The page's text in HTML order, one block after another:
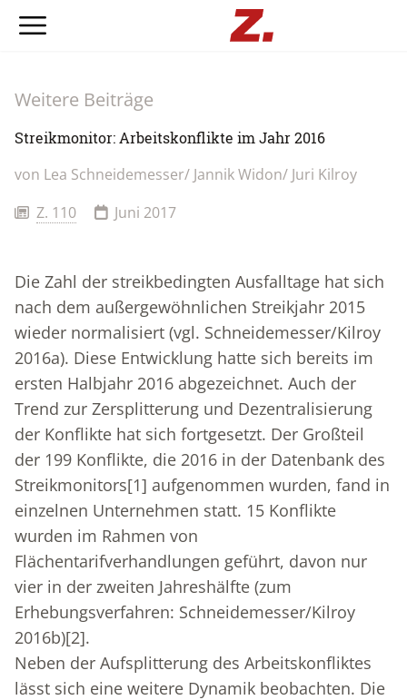
Weitere Beiträge
Streikmonitor: Arbeitskonflikte im Jahr 2016
von Lea Schneidemesser/ Jannik Widon/ Juri Kilroy
Z. 110
Juni 2017
Die Zahl der streikbedingten Ausfalltage hat sich
nach dem außergewöhnlichen Streikjahr 2015
wieder normalisiert (vgl. Schneidemesser/Kilroy
2016a). Diese Entwicklung hatte sich bereits im
ersten Halbjahr 2016 abgezeichnet. Auch der
Trend zur Zersplitterung und Dezentralisierung
der Konflikte hat sich fortgesetzt. Der Großteil
der 199 Konflikte, die 2016 in der Datenbank des
Streikmonitors[1] aufgenommen wurden, fand in
einzelnen Unternehmen statt. 15 Konflikte
wurden im Rahmen von
Flächentarifverhandlungen geführt, davon nur
vier in der zweiten Jahreshälfte (zum
Erhebungsverfahren: Schneidemesser/Kilroy
2016b)[2].
Neben der Aufsplitterung des Arbeitskonfliktes
lässt sich eine weitere Dynamik beobachten. Die